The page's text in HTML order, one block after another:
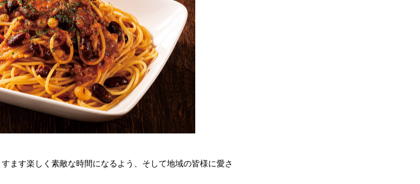
ます楽しく素敵な時間になるよう、そして地域の皆様に愛さ